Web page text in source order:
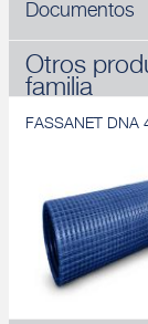
Documentos
Otros
familia
FASSANET DNA